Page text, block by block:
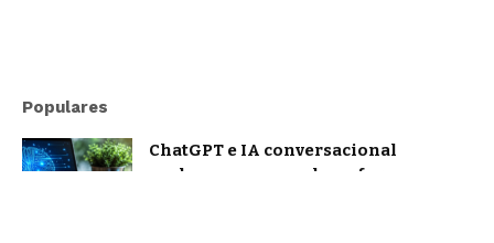
Populares
ChatGPT e IA conversacional
evoluem: o que muda na forma como